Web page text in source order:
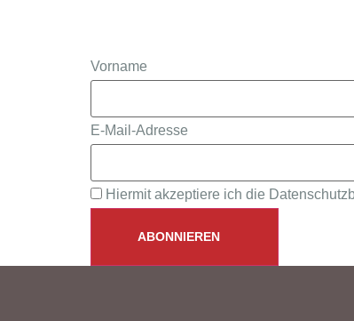
Vorname
E-Mail-Adresse
Hiermit akzeptiere ich die